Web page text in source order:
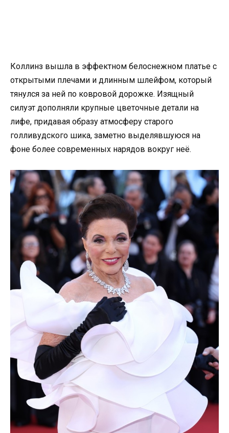
Коллинз вышла в эффектном белоснежном платье с
открытыми плечами и длинным шлейфом, который
тянулся за ней по ковровой дорожке. Изящный
силуэт дополняли крупные цветочные детали на
лифе, придавая образу атмосферу старого
голливудского шика, заметно выделявшуюся на
фоне более современных нарядов вокруг неё.